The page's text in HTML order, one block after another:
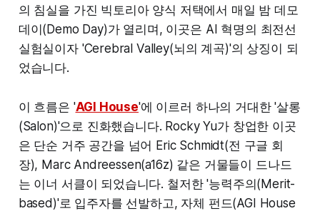
의 침실을 가진 빅토리아 양식 저택에서 매일 밤 데모
데이(Demo Day)가 열리며, 이곳은 AI 혁명의 최전선
실험실이자 'Cerebral Valley(뇌의 계곡)'의 상징이 되
었습니다.
이 흐름은 'AGI House'에 이르러 하나의 거대한 '살롱
(Salon)'으로 진화했습니다. Rocky Yu가 창업한 이곳
은 단순 거주 공간을 넘어 Eric Schmidt(전 구글 회
장), Marc Andreessen(a16z) 같은 거물들이 드나드
는 이너 서클이 되었습니다. 철저한 '능력주의(Merit-
based)'로 입주자를 선발하고, 자체 펀드(AGI House